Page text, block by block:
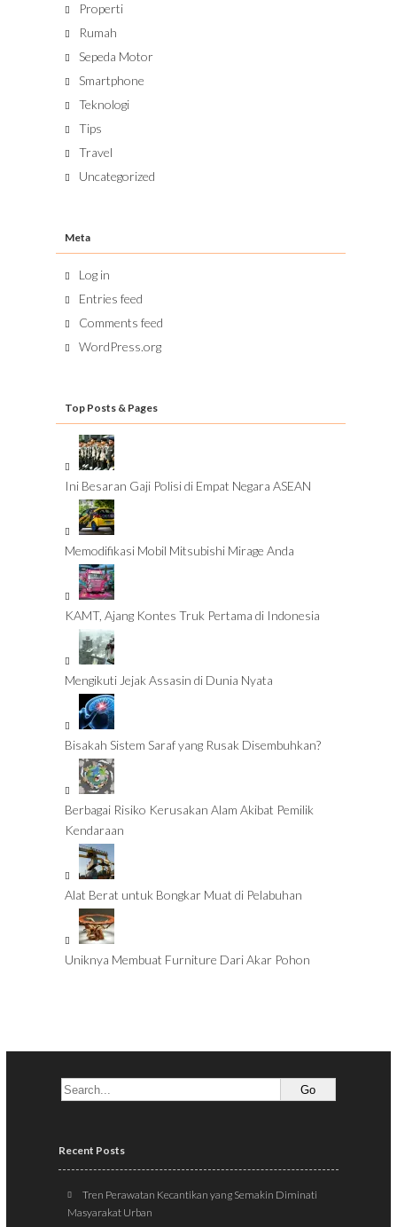
Properti
Rumah
Sepeda Motor
Smartphone
Teknologi
Tips
Travel
Uncategorized
Meta
Log in
Entries feed
Comments feed
WordPress.org
Top Posts & Pages
Ini Besaran Gaji Polisi di Empat Negara ASEAN
Memodifikasi Mobil Mitsubishi Mirage Anda
KAMT, Ajang Kontes Truk Pertama di Indonesia
Mengikuti Jejak Assasin di Dunia Nyata
Bisakah Sistem Saraf yang Rusak Disembuhkan?
Berbagai Risiko Kerusakan Alam Akibat Pemilik
Kendaraan
Alat Berat untuk Bongkar Muat di Pelabuhan
Uniknya Membuat Furniture Dari Akar Pohon
Recent Posts
Tren Perawatan Kecantikan yang Semakin Diminati
Masyarakat Urban